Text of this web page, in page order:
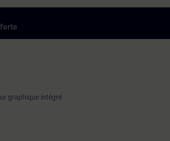
de Perçage, Fraisage et
max8Evaluation des
graphique intégré